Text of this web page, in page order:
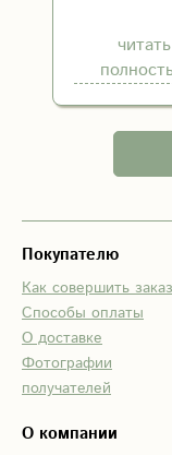
очень
Доставили
вовремя.
спасибо!
вежливость,
Все мои
заказа были
разрешены.
Букет был
вовремя,
именинница
довольна.
Спасибо!
читать
Покупателю
Как совершить заказ
Способы оплаты
О доставке
Фотографии
получателей
О компании